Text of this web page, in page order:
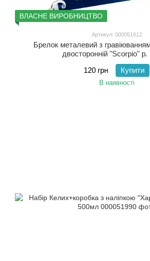
ВЛАСНЕ ВИРОБНИЦТВО
Артикул: 000051612
Брелок металевий з
двосторонній "Scorpio"
120 грн
Купити
В наявності